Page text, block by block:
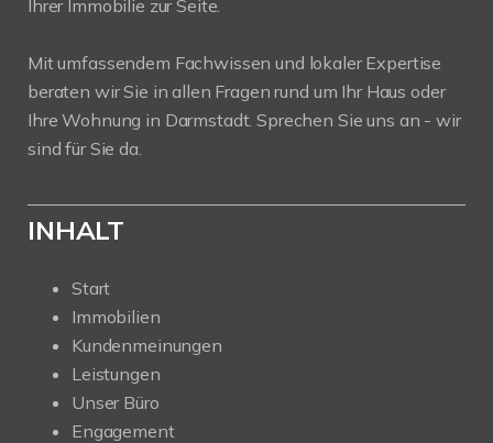
Ihrer Immobilie zur Seite.
Mit umfassendem Fachwissen und lokaler Expertise
beraten wir Sie in allen Fragen rund um Ihr Haus oder
Ihre Wohnung in Darmstadt. Sprechen Sie uns an - wir
sind für Sie da.
INHALT
Start
Immobilien
Kundenmeinungen
Leistungen
Unser Büro
Engagement